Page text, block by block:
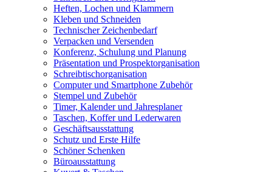
Heften, Lochen und Klammern
Kleben und Schneiden
Technischer Zeichenbedarf
Verpacken und Versenden
Konferenz, Schulung und Planung
Präsentation und Prospektorganisation
Schreibtischorganisation
Computer und Smartphone Zubehör
Stempel und Zubehör
Timer, Kalender und Jahresplaner
Taschen, Koffer und Lederwaren
Geschäftsausstattung
Schutz und Erste Hilfe
Schöner Schenken
Büroausstattung